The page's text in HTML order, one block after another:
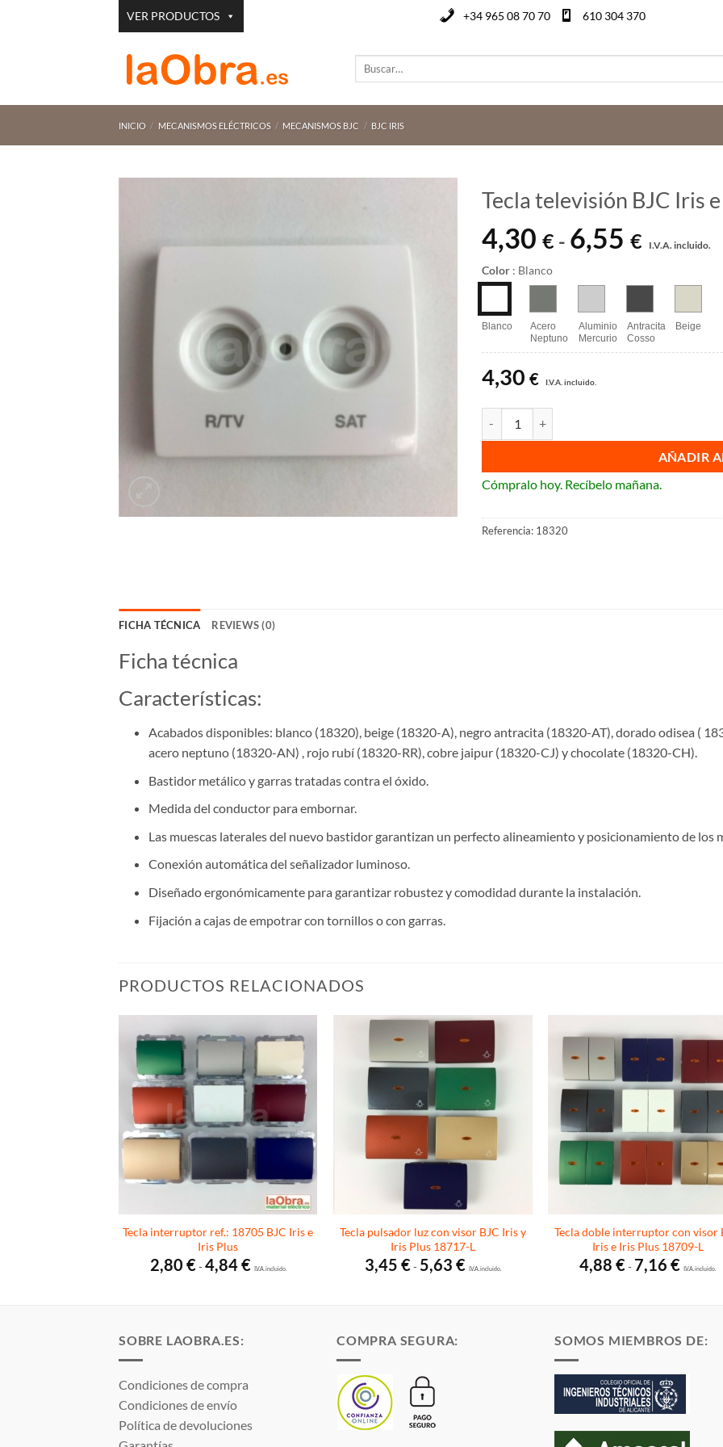
VER PRODUCTOS +34 965 08 70 70 610 304 370
Buscar
INICIO / MECANISMOS ELÉCTRICOS / MECANISMOS BJC / BJC IRIS
Tecla televisión BJC Iris
4,30 € - 6,55 €
de
desde
4,30 €
hasta
6,55 €
I.V.A. incluido.
Color : Blanco
Blanco
Acero
Neptuno
Aluminio
Mercurio
Antracita
Cosso
Beige
4,30 € I.V.A. incluido.
AÑADIR
Cómpralo hoy. Recíbelo mañana.
Referencia: 18320
FICHA TÉCNICA REVIEWS (0)
Ficha técnica
Características:
Acabados disponibles: blanco (18320), beige (18320-A), negro antracita (18320-AT), dorado odisea (
acero neptuno (18320-AN) , rojo rubí (18320-RR), cobre jaipur (18320-CJ) y chocolate (18320-CH).
Bastidor metálico y garras tratadas contra el óxido.
Medida del conductor para embornar.
Las muescas laterales del nuevo bastidor garantizan un perfecto alineamiento y posicionamiento de los
Conexión automática del señalizador luminoso.
Diseñado ergonómicamente para garantizar robustez y comodidad durante la instalación.
Fijación a cajas de empotrar con tornillos o con garras.
PRODUCTOS RELACIONADOS
Tecla interruptor ref.: 18705 BJC Iris e
Iris Plus
2,80 €-4,84€Rango
de
I.V.A. incluido.
Tecla pulsador luz con visor BJC Iris y
Iris Plus 18717-L
3,45 €- 5,63 €Rango
de
I.V.A. incluido.
Tecla doble interruptor con visor
Iris e Iris Plus 18709-L
4,88€- 7,16€deI.V.A. incluido.
SOBRE LAOBRA.ES:
Condiciones de compra
Condiciones de envío
Política de devoluciones
COMPRA SEGURA: SOMOS MIEMBROS DE: